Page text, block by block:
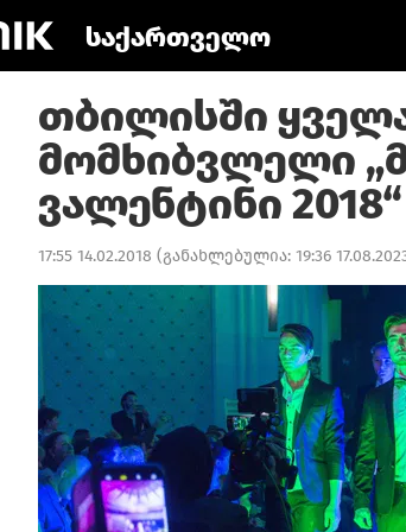
საქართველო
თბილისში
მომხიბვლელი
ვალენტინი
17:55 14.02.2018 (განახლებულია: 19:36